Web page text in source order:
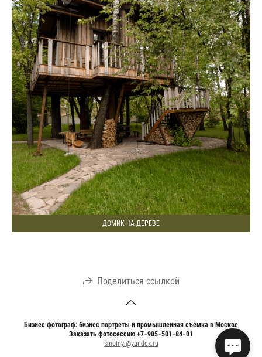
ДОМИК НА ДЕРЕВЕ
Поделиться ссылкой
Бизнес фотограф: бизнес портреты и промышленная съемка в Москве
Заказать фотосессию +7−905−501−84−01
smolnyi@yandex.ru